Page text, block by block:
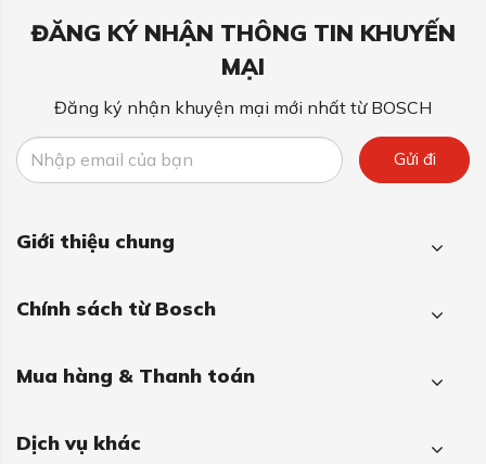
ĐĂNG KÝ NHẬN THÔNG TIN KHUYẾN
MẠI
Đăng ký nhận khuyện mại mới nhất từ BOSCH
Gửi đi
Giới thiệu chung
Chính sách từ Bosch
Mua hàng & Thanh toán
Dịch vụ khác